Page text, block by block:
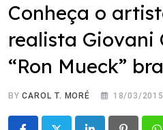
Conheça o
realista Giovani
“Ron Mueck”
BYCAROL T. MORÉ 18/03/2015